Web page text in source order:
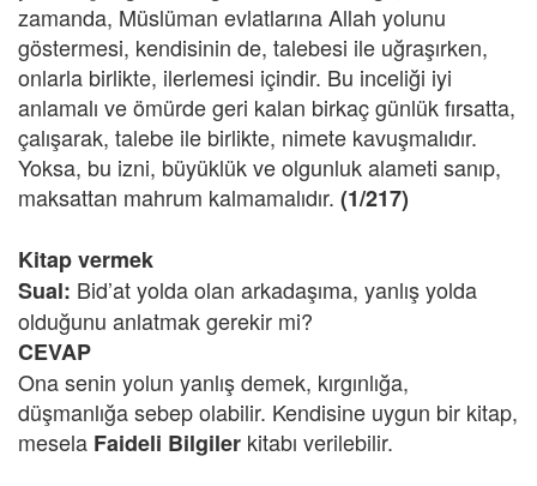
zamanda, Müslüman evlatlarına Allah yolunu
göstermesi, kendisinin de, talebesi ile uğraşırken,
onlarla birlikte, ilerlemesi içindir. Bu inceliği iyi
anlamalı ve ömürde geri kalan birkaç günlük fırsatta,
çalışarak, talebe ile birlikte, nimete kavuşmalıdır.
Yoksa, bu izni, büyüklük ve olgunluk alameti sanıp,
maksattan mahrum kalmamalıdır. (1/217)
Kitap vermek
Sual: Bid’at yolda olan arkadaşıma, yanlış yolda
olduğunu anlatmak gerekir mi?
CEVAP
Ona senin yolun yanlış demek, kırgınlığa,
düşmanlığa sebep olabilir. Kendisine uygun bir kitap,
mesela Faideli Bilgiler kitabı verilebilir.